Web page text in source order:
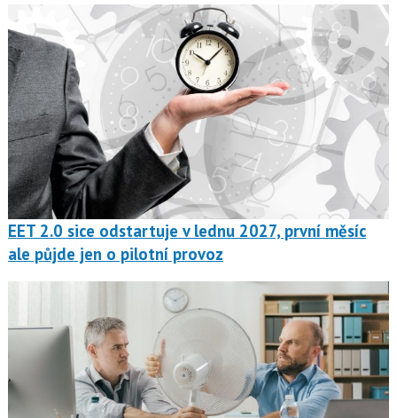
EET 2.0 sice odstartuje v lednu 2027, první měsíc
ale půjde jen o pilotní provoz